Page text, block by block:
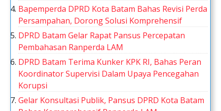
Bapemperda DPRD Kota Batam Bahas Revisi Perda
Persampahan, Dorong Solusi Komprehensif
DPRD Batam Gelar Rapat Pansus Percepatan
Pembahasan Ranperda LAM
DPRD Batam Terima Kunker KPK RI, Bahas Peran
Koordinator Supervisi Dalam Upaya Pencegahan
Korupsi
Gelar Konsultasi Publik, Pansus DPRD Kota Batam